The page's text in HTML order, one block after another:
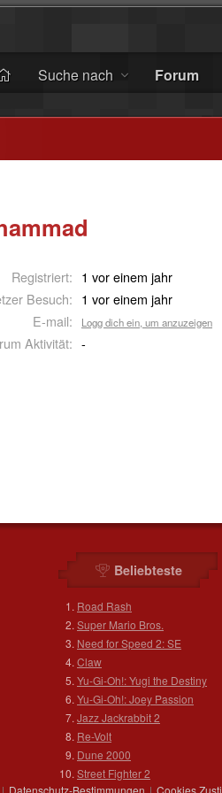
Suche nach Forum
Registriert: 1 vor einem jahr
Besuch: 1 vor einem jahr
E-mail:
Logg dich ein, um anzuzeigen
Aktivität: -
Beliebteste
Road Rash
Super Mario Bros.
Need for Speed 2: SE
Claw
Yu-Gi-Oh!: Yugi the Destiny
Yu-Gi-Oh!: Joey Passion
Jazz Jackrabbit 2
Re-Volt
Dune 2000
Street Fighter 2
| Datenschutz-Bestimmungen | Cookies